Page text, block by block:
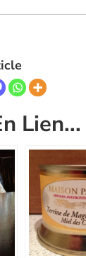
Lien...